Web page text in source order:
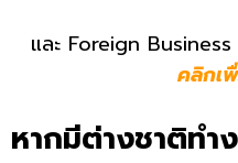
และ Foreign
คลิกเ
หากมีต่างชาติทำ